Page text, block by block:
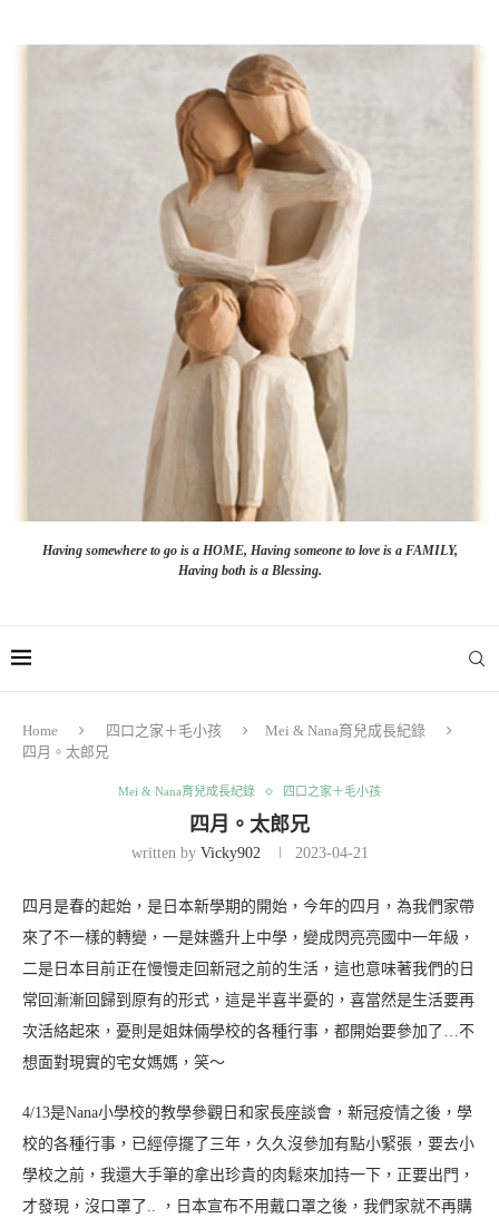
Having somewhere to go is a HOME, Having someone to love is a FAMILY,
Having both is a Blessing.
Home 四口之家＋毛小孩
Mei & Nana育兒成長紀錄
四月。太郎兄
Mei & Nana育兒成長紀錄 四口之家＋毛小孩
四月。太郎兄
written by Vicky902 2023-04-21
四月是春的起始，是日本新學期的開始，今年的四月，為我們家帶
來了不一樣的轉變，一是妹醬升上中學，變成閃亮亮國中一年級，
二是日本目前正在慢慢走回新冠之前的生活，這也意味著我們的日
常回漸漸回歸到原有的形式，這是半喜半憂的，喜當然是生活要再
次活絡起來，憂則是姐妹倆學校的各種行事，都開始要參加了…不
想面對現實的宅女媽媽，笑～
4/13是Nana小學校的教學參觀日和家長座談會，新冠疫情之後，學
校的各種行事，已經停擺了三年，久久沒參加有點小緊張，要去小
學校之前，我還大手筆的拿出珍貴的肉鬆來加持一下，正要出門，
才發現，沒口罩了.. ，日本宣布不用戴口罩之後，我們家就不再購